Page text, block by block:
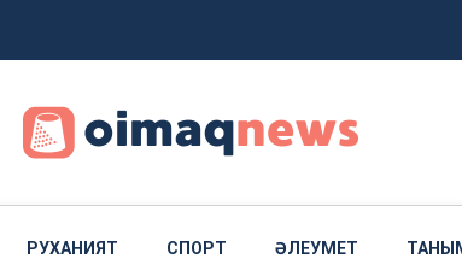
РУХАНИЯТ СПОРТ ӘЛЕУМЕТ